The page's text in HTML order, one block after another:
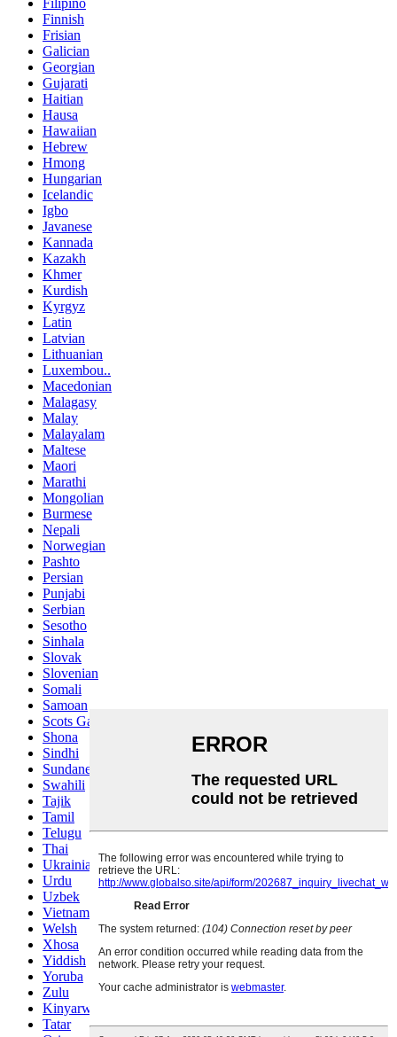
Filipino
Finnish
Frisian
Galician
Georgian
Gujarati
Haitian
Hausa
Hawaiian
Hebrew
Hmong
Hungarian
Icelandic
Igbo
Javanese
Kannada
Kazakh
Khmer
Kurdish
Kyrgyz
Latin
Latvian
Lithuanian
Luxembou..
Macedonian
Malagasy
Malay
Malayalam
Maltese
Maori
Marathi
Mongolian
Burmese
Nepali
Norwegian
Pashto
Persian
Punjabi
Serbian
Sesotho
Sinhala
Slovak
Slovenian
Somali
Samoan
Scots Gaelic
Shona
Sindhi
Sundanese
Swahili
Tajik
Tamil
Telugu
Thai
Ukrainian
Urdu
Uzbek
Vietnamese
Welsh
Xhosa
Yiddish
Yoruba
Zulu
Kinyarwanda
Tatar